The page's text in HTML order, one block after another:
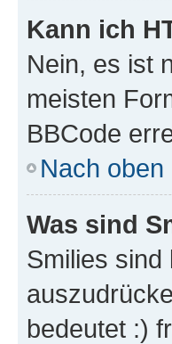
Kann ich
Nein, es ist
meisten
BBCode
Nach oben
Was sind
Smilies sind
bedeutet :)